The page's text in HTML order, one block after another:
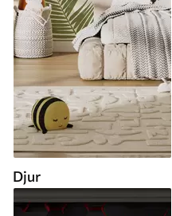
Djur